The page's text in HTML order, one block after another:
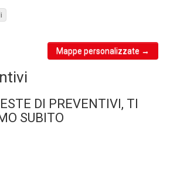
Mappe personalizzate →
DI PREVENTIVI, TI
SUBITO